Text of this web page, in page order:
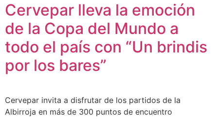
Cervepar lleva la emoción
de la Copa del Mundo a
todo el país con “Un brindis
por los bares”
Cervepar invita a disfrutar de los partidos de la
Albirroja en más de 300 puntos de encuentro